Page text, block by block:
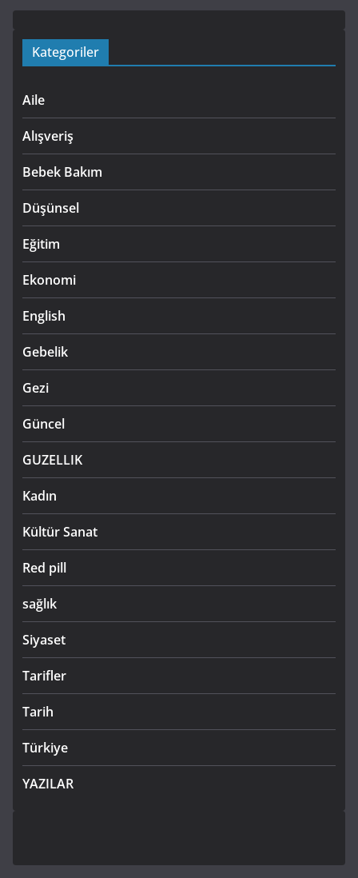
Kategoriler
Aile
Alışveriş
Bebek Bakım
Düşünsel
Eğitim
Ekonomi
English
Gebelik
Gezi
Güncel
GUZELLIK
Kadın
Kültür Sanat
Red pill
sağlık
Siyaset
Tarifler
Tarih
Türkiye
YAZILAR